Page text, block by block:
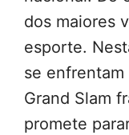
dos maiores
esporte.
se
Grand Slam
promete